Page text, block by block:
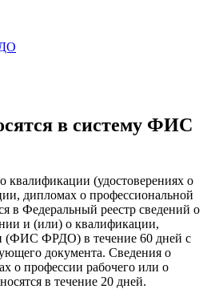
в систему ФИС
квалификации (удостоверениях о
дипломах о профессиональной
в Федеральный реестр сведений о
и (или) о квалификации,
(ФИС ФРДО) в течение 60 дней с
документа. Сведения о
о профессии рабочего или о
в течение 20 дней.